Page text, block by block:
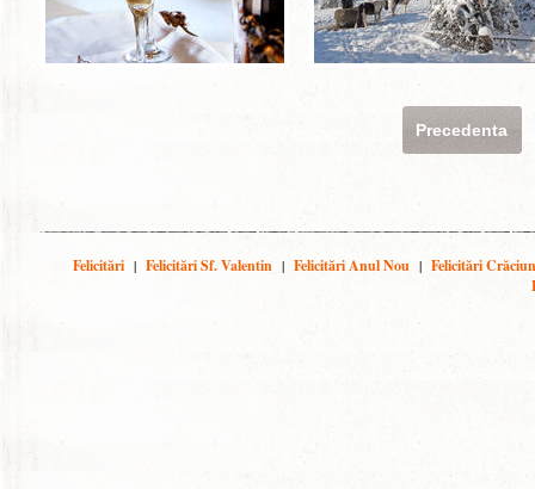
Precedenta
Felicitări | Felicitări Sf. Valentin | Felicitări Anul Nou | Felicitări